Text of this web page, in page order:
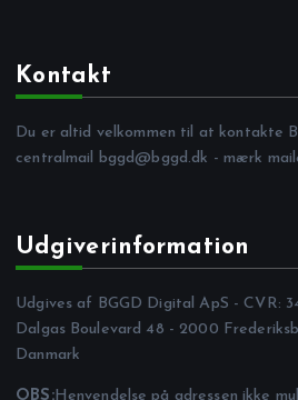
Kontakt
Du er altid velkommen til at kontakte
centralmail
bggd@bggd.dk - mærk
Udgiverinformation
Udgives af BGGD Digital ApS - CVR:
Dalgas Boulevard 48 - 2000
Danmark
OBS:Henvendelse på adressen ikke